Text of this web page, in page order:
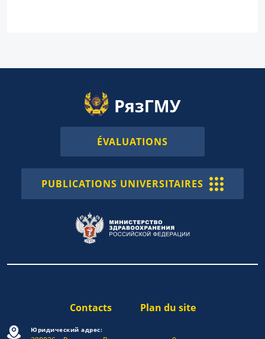
ÉVALUATIONS
PUBLICATIONS UNIVERSITAIRES
Contacts Plan du site
Юридический адрес: